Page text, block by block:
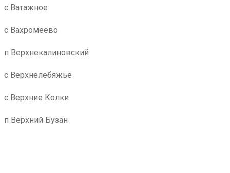
с Ватажное
с Вахромеево
п Верхнекалиновский
с Верхнелебяжье
с Верхние Колки
п Верхний Бузан